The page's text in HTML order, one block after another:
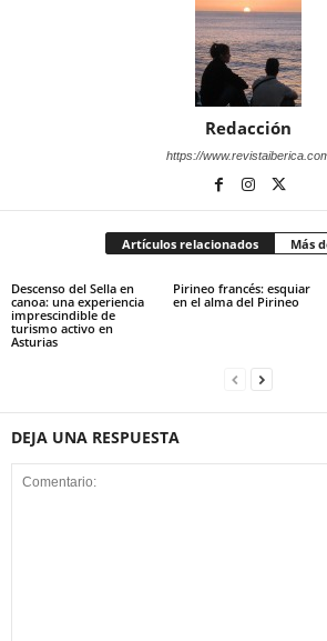
Redacción
https://
Artículos relacionados Más
Descenso del Sella en
canoa: una experiencia
imprescindible de
turismo activo en
Asturias
Pirineo francés: esquiar
en el alma del Pirineo
DEJA UNA RESPUESTA